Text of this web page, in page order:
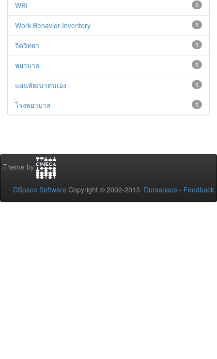
1
WBI
1
Work Behavior Inventory
1
จิตวิทยา
1
พยาบาล
1
แผนพัฒนาตนเอง
1
โรงพยาบาล
Theme by
DSpace Software Copyright © 2002-2013 Duraspace - Feedback